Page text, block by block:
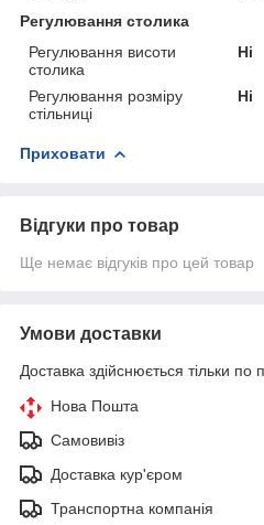
Регулювання столика
Регулювання висоти
столика
Ні
Регулювання розміру
стільниці
Ні
Приховати
Відгуки про товар
Ще немає відгуків про цей товар
Умови доставки
Доставка здійснюється тільки по
Нова Пошта
Самовивіз
Доставка кур'єром
Транспортна компанія